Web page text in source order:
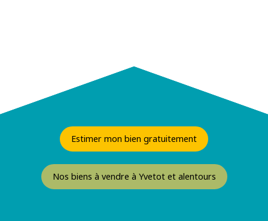
Estimer mon bien gratuitement
Nos biens à vendre à Yvetot et alentours